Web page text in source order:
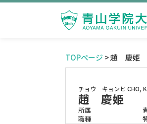
TOPページ > 趙 慶姫
チョウ キョンヒ CHO,
趙 慶姫
所属
職種